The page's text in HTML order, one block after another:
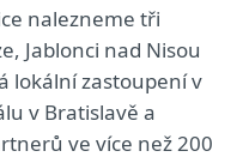
nalezneme tři
Jablonci nad Nisou
lokální zastoupení v
v Bratislavě a
ve více než 200